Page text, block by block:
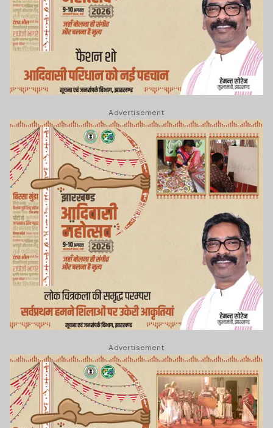
Advertisement
Advertisement